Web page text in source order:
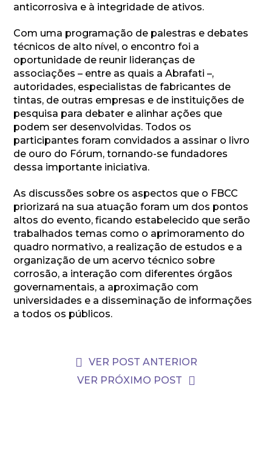
anticorrosiva e à integridade de ativos.
Com uma programação de palestras e debates
técnicos de alto nível, o encontro foi a
oportunidade de reunir lideranças de
associações – entre as quais a Abrafati –,
autoridades, especialistas de fabricantes de
tintas, de outras empresas e de instituições de
pesquisa para debater e alinhar ações que
podem ser desenvolvidas. Todos os
participantes foram convidados a assinar o livro
de ouro do Fórum, tornando-se fundadores
dessa importante iniciativa.
As discussões sobre os aspectos que o FBCC
priorizará na sua atuação foram um dos pontos
altos do evento, ficando estabelecido que serão
trabalhados temas como o aprimoramento do
quadro normativo, a realização de estudos e a
organização de um acervo técnico sobre
corrosão, a interação com diferentes órgãos
governamentais, a aproximação com
universidades e a disseminação de informações
a todos os públicos.
VER POST ANTERIOR
VER PRÓXIMO POST